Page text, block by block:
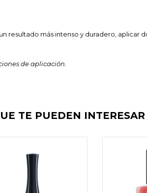
resultado más intenso y duradero, aplicar
de aplicación.
TE PUEDEN INTERESAR